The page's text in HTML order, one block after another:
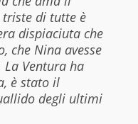
di tutte è
dispiaciuta che
che Nina avesse
Ventura ha
è stato il
degli ultimi